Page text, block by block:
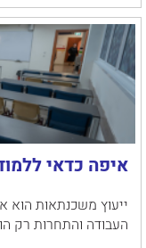
איפה כדאי
ייעוץ משכנתאות הוא
העבודה והתחרות רק